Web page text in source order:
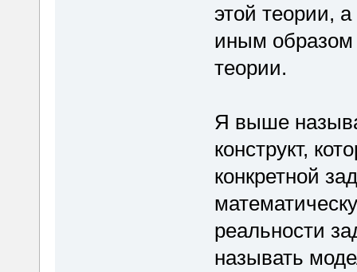
этой теории,
иным образом
теории.
Я выше
конструкт,
конкретной
реальности
называть